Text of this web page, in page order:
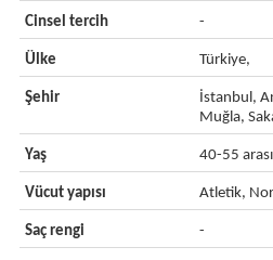
Cinsel tercih -
Ülke Türkiye,
Şehir
İstanbul,
Muğla,
Yaş 40-55 arası
Vücut yapısı Atletik,
Saç rengi -